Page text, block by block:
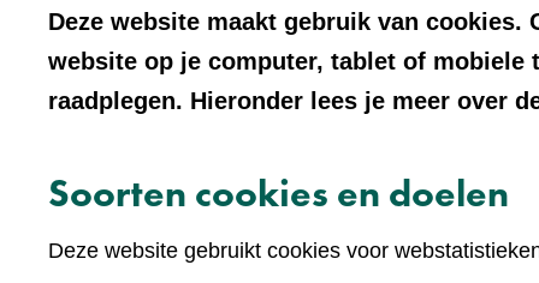
Deze website maakt gebruik van
website op je computer, tablet of mobiele
raadplegen. Hieronder lees je meer over
Soorten cookies en doelen
Deze website gebruikt cookies voor